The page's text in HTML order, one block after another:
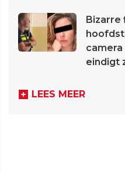
Bizarre
camera
eindigt
LEES MEER